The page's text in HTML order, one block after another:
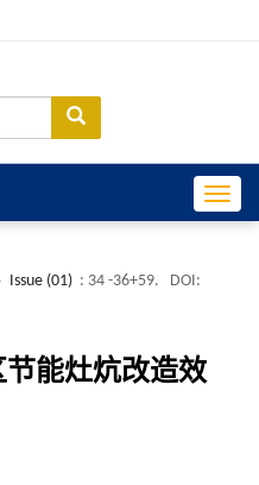
Issue (01) : 34 -36+59.
DOI:
能灶炕改造效